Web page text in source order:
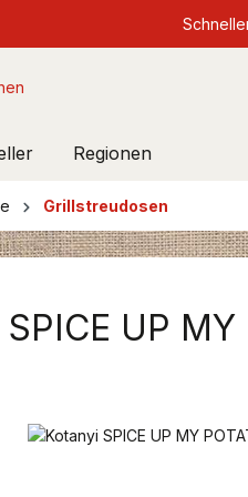
springen
Regionen
Grillstreudosen
UP